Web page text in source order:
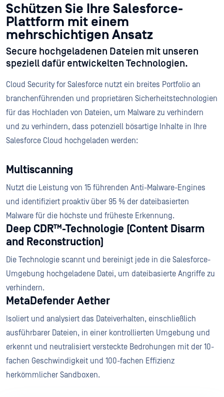
Schützen Sie Ihre Salesforce-
Plattform mit einem
mehrschichtigen Ansatz
Secure hochgeladenen Dateien mit unseren
speziell dafür entwickelten Technologien.
Cloud Security for Salesforce nutzt ein breites Portfolio an
branchenführenden und proprietären Sicherheitstechnologien
für das Hochladen von Dateien, um Malware zu verhindern
und zu verhindern, dass potenziell bösartige Inhalte in Ihre
Salesforce Cloud hochgeladen werden:
Multiscanning
Nutzt die Leistung von 15 führenden Anti-Malware-Engines
und identifiziert proaktiv über 95 % der dateibasierten
Malware für die höchste und früheste Erkennung.
Deep CDR™-Technologie (Content Disarm
and Reconstruction)
Die Technologie scannt und bereinigt jede in die Salesforce-
Umgebung hochgeladene Datei, um dateibasierte Angriffe zu
verhindern.
MetaDefender Aether
Isoliert und analysiert das Dateiverhalten, einschließlich
ausführbarer Dateien, in einer kontrollierten Umgebung und
erkennt und neutralisiert versteckte Bedrohungen mit der 10-
fachen Geschwindigkeit und 100-fachen Effizienz
herkömmlicher Sandboxen.